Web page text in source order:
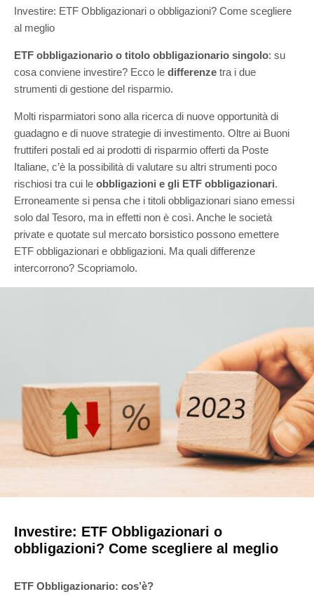
Investire: ETF Obbligazionari o obbligazioni? Come scegliere
al meglio
ETF obbligazionario o titolo obbligazionario singolo: su
cosa conviene investire? Ecco le differenze tra i due
strumenti di gestione del risparmio.
Molti risparmiatori sono alla ricerca di nuove opportunità di
guadagno e di nuove strategie di investimento. Oltre ai Buoni
fruttiferi postali ed ai prodotti di risparmio offerti da Poste
Italiane, c’è la possibilità di valutare su altri strumenti poco
rischiosi tra cui le obbligazioni e gli ETF obbligazionari.
Erroneamente si pensa che i titoli obbligazionari siano emessi
solo dal Tesoro, ma in effetti non è così. Anche le società
private e quotate sul mercato borsistico possono emettere
ETF obbligazionari e obbligazioni. Ma quali differenze
intercorrono? Scopriamolo.
Investire: ETF Obbligazionari o
obbligazioni? Come scegliere al meglio
ETF Obbligazionario: cos’è?